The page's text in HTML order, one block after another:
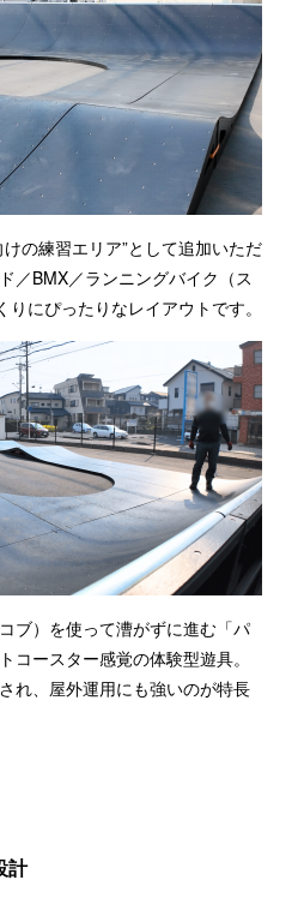
の練習エリア”として追加いただ
／BMX／ランニングバイク（ス
にぴったりなレイアウトです。
ブ）を使って漕がずに進む「パ
コースター感覚の体験型遊具。
れ、屋外運用にも強いのが特長
計